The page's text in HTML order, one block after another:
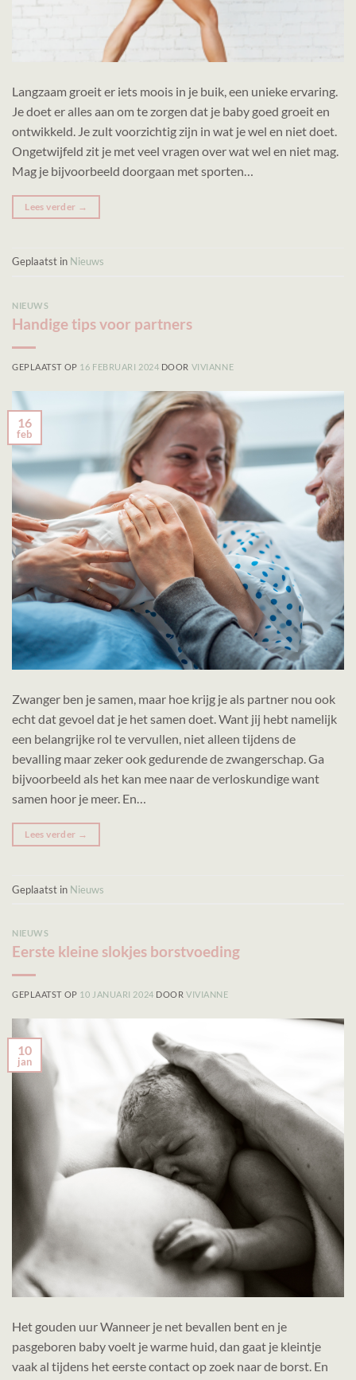
Langzaam groeit er iets moois in je buik, een unieke ervaring.
Je doet er alles aan om te zorgen dat je baby goed groeit en
ontwikkeld. Je zult voorzichtig zijn in wat je wel en niet doet.
Ongetwijfeld zit je met veel vragen over wat wel en niet mag.
Mag je bijvoorbeeld doorgaan met sporten…
Lees verder →
Geplaatst in Nieuws
NIEUWS
Handige tips voor partners
GEPLAATST OP 16 FEBRUARI 2024 DOOR VIVIANNE
16
feb
Zwanger ben je samen, maar hoe krijg je als partner nou ook
echt dat gevoel dat je het samen doet. Want jij hebt namelijk
een belangrijke rol te vervullen, niet alleen tijdens de
bevalling maar zeker ook gedurende de zwangerschap. Ga
bijvoorbeeld als het kan mee naar de verloskundige want
samen hoor je meer. En…
Lees verder →
Geplaatst in Nieuws
NIEUWS
Eerste kleine slokjes borstvoeding
GEPLAATST OP 10 JANUARI 2024 DOORVIVIANNE
10
jan
Het gouden uur Wanneer je net bevallen bent en je
pasgeboren baby voelt je warme huid, dan gaat je kleintje
vaak al tijdens het eerste contact op zoek naar de borst. En